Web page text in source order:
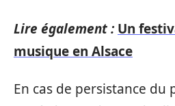
Lire également : Un
musique en Alsace
En cas de persistance du